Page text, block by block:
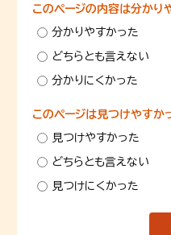
このページの内容は分かり
分かりやすかった
どちらとも言えない
分かりにくかった
このページは見つけやすか
見つけやすかった
どちらとも言えない
見つけにくかった